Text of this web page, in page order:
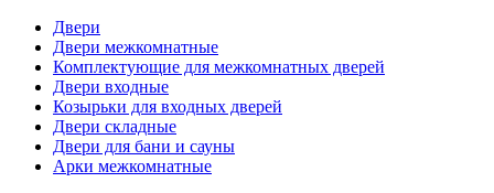
Двери
Двери межкомнатные
Комплектующие для межкомнатных дверей
Двери входные
Козырьки для входных дверей
Двери складные
Двери для бани и сауны
Арки межкомнатные